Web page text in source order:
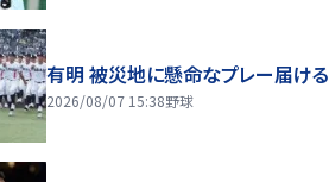
有明 被災地に懸命なプレー届ける
2026/08/07 15:38野球